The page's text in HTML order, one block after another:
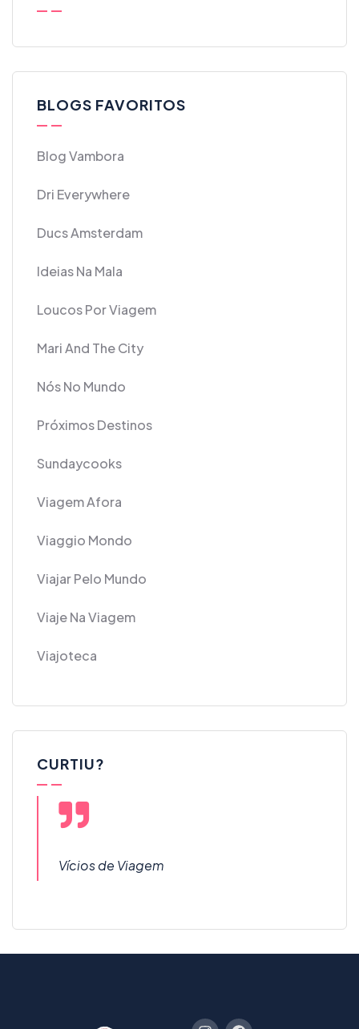
BLOGS FAVORITOS
Blog Vambora
Dri Everywhere
Ducs Amsterdam
Ideias Na Mala
Loucos Por Viagem
Mari And The City
Nós No Mundo
Próximos Destinos
Sundaycooks
Viagem Afora
Viaggio Mondo
Viajar Pelo Mundo
Viaje Na Viagem
Viajoteca
CURTIU?
Vícios de Viagem